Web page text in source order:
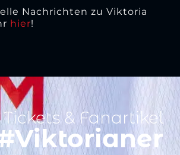
Nachrichten zu Viktoria
hier!
Tickets & Fanartikel